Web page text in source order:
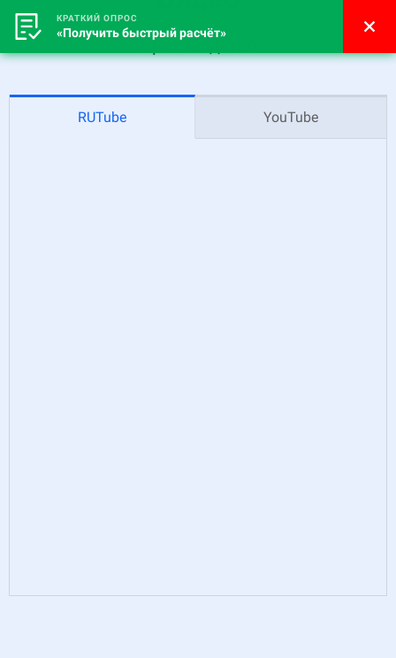
Производство
RUTube YouTube
КРАТКИЙ ОПРОС
«Получить быстрый расчёт»